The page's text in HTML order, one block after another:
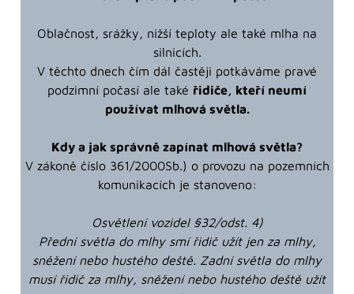
Oblačnost, srážky, nižší teploty ale také mlha na
silnicích.
V těchto dnech čím dál častěji potkáváme pravé
podzimní počasí ale také řidiče, kteří neumí
používat mlhová světla.
Kdy a jak správně zapínat mlhová světla?
V zákoně číslo 361/2000Sb.) o provozu na pozemních
komunikacích je stanoveno:
Osvětlení vozidel §32/odst. 4)
Přední světla do mlhy smí řidič užít jen za mlhy,
sněžení nebo hustého deště. Zadní světla do mlhy
musí řidič za mlhy, sněžení nebo hustého deště užít